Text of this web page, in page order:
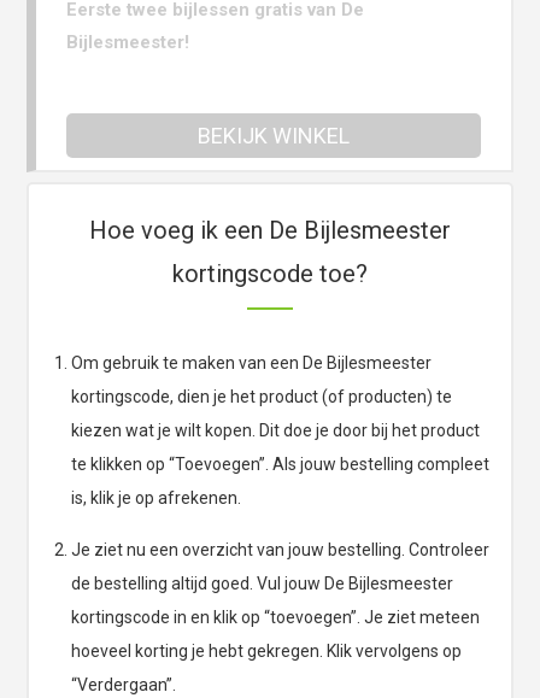
Eerste twee bijlessen gratis van De
Bijlesmeester!
BEKIJK WINKEL
Hoe voeg ik een De Bijlesmeester
kortingscode toe?
Om gebruik te maken van een De Bijlesmeester
kortingscode, dien je het product (of producten) te
kiezen wat je wilt kopen. Dit doe je door bij het product
te klikken op “Toevoegen”. Als jouw bestelling compleet
is, klik je op afrekenen.
Je ziet nu een overzicht van jouw bestelling. Controleer
de bestelling altijd goed. Vul jouw De Bijlesmeester
kortingscode in en klik op “toevoegen”. Je ziet meteen
hoeveel korting je hebt gekregen. Klik vervolgens op
“Verdergaan”.